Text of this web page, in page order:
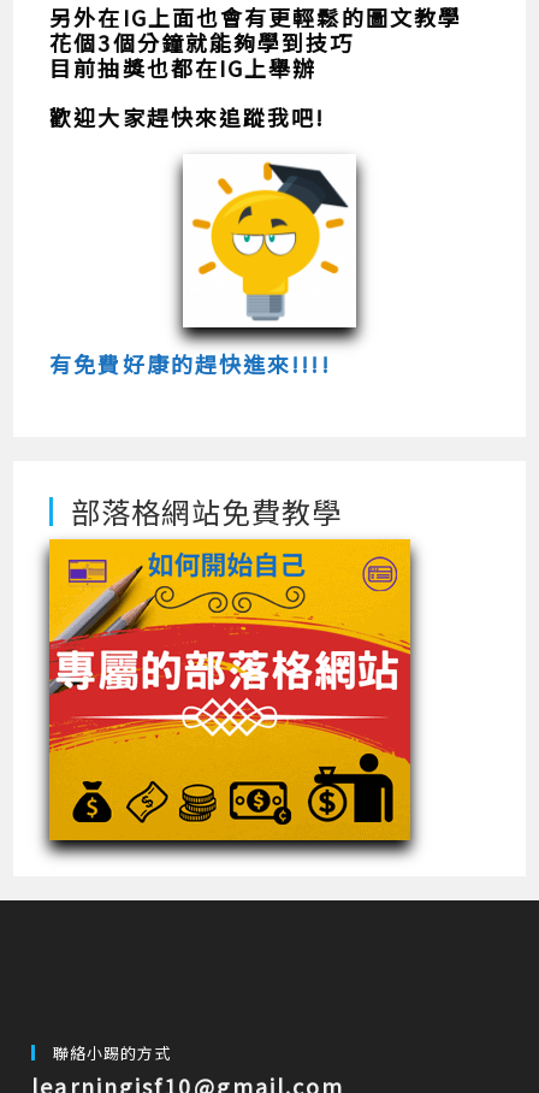
另外在IG上面也會有更輕鬆的圖文教學
花個3個分鐘就能夠學到技巧
目前抽獎也都在IG上舉辦
歡迎大家趕快來追蹤我吧!
有免費好康的趕快進來!!!!
部落格網站免費教學
聯絡小踢的方式
learningisf10@gmail.com